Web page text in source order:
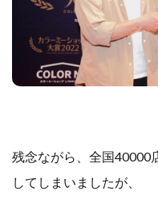
残念ながら、全国40000
してしまいましたが、